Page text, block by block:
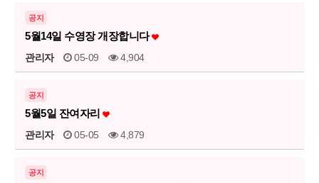
공지
5월14일 수영장 개장합니다
관리자 05-09 4,904
공지
5월5일 잔여자리
관리자 05-05 4,879
공지